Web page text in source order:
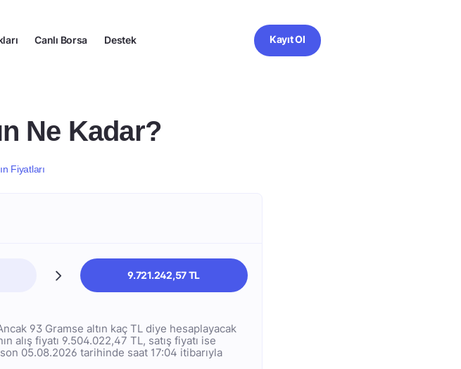
Canlı Borsa Destek Kayıt Ol
Ne Kadar?
Fiyatları
9.721.242,57 TL
93 Gramse altın kaç TL diye hesaplayacak
alış fiyatı 9.504.022,47 TL, satış fiyatı ise
05.08.2026 tarihinde saat 17:04 itibarıyla